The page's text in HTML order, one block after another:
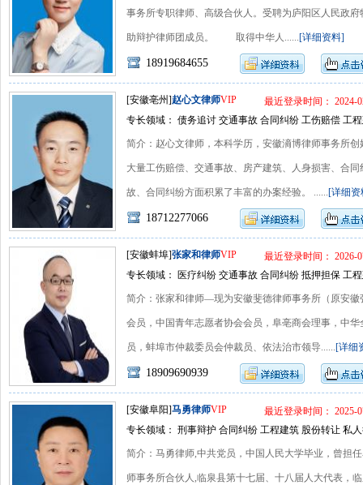
事务所专职律师、高级合伙人。受聘为庐阳区人民政
助辩护律师团成员。 取得中华人......[详细资料]
18919684655
[安徽亳州]赵心文律师VIP
最近登录时间： 2024-
专长领域： 债务追讨 交通事故 合同纠纷 工伤赔偿 工
简介：赵心文律师，本科学历，安徽滳博律师事务所
大量工伤赔偿、交通事故、房产建筑、人身损害、合
故、合同纠纷方面积累了丰富的办案经验。 ......[详细资
18712277066
[安徽蚌埠]张家和律师VIP
最近登录时间： 2026-
专长领域： 医疗纠纷 交通事故 合同纠纷 抵押担保 工
简介：张家和律师―现为安徽斐德律师事务所（原安
会员，中国青年志愿者协会会员，阜亳商会理事，中
员，蚌埠市仲裁委员会仲裁员、依法治市领导......[详细
18909690939
[安徽阜阳]马勇律师VIP
最近登录时间： 2025-
专长领域： 刑事辩护 合同纠纷 工程建筑 股份转让 私
简介：马勇律师,中共党员，中国人民大学毕业，曾担
师事务所合伙人,临泉县第十七届、十八届人大代表，